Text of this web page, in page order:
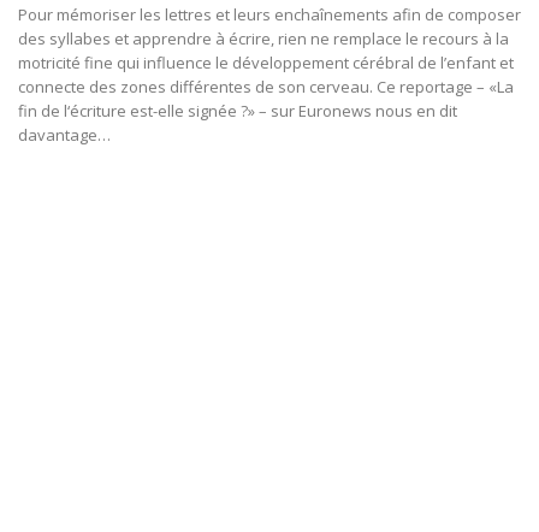
Pour mémoriser les lettres et leurs enchaînements afin de composer
des syllabes et apprendre à écrire, rien ne remplace le recours à la
motricité fine qui influence le développement cérébral de l’enfant et
connecte des zones différentes de son cerveau. Ce reportage – «La
fin de l‘écriture est-elle signée ?» – sur Euronews nous en dit
davantage…